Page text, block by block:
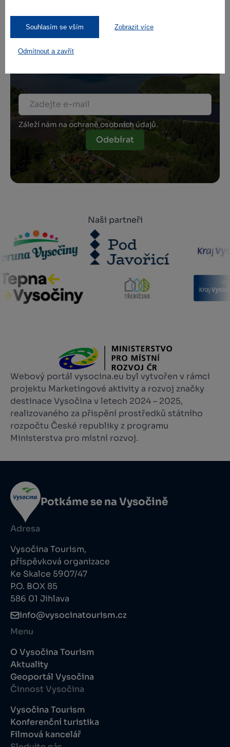
Souhlasím se vším Zobrazit více
Odmítnout a zavřít
Zamilujte si Vysočinu
Přihlaste se k odběru našeho newsletteru
Záleží nám na ochraně osobních údajů.
Odebírat
Naši partneři
Webový portál vysocina.eu byl vytvořen v rámci
projektu Marketingové aktivity a rozvoj značky
destinace Vysočina v letech 2024 – 2025,
realizovaného za přispění prostředků státního
rozpočtu České republiky z programu
Ministerstva pro místní rozvoj.
Potkáme se na Vysočině
Adresa
Vysočina Tourism,
příspěvková organizace
Ke Skalce 5907/47
P.O. BOX 85
586 01 Jihlava
info@vysocinatourism.cz
Menu
O Vysočina Tourism
Aktuality
Geoportál Vysočina
Činnost Vysočina
Vysočina Tourism
Konferenční turistika
Filmová kancelář